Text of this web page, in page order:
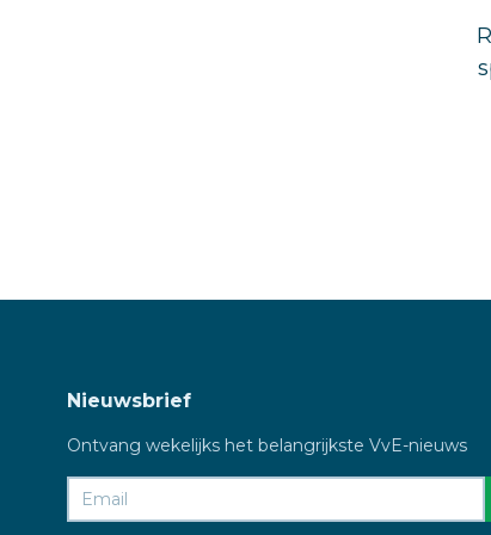
Nieuwsbrief
Ontvang wekelijks het belangrijkste VvE-nieuws